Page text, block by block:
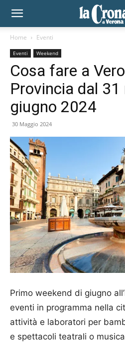
Home Eventi
Eventi Weekend
Cosa fare a
Provincia dal
giugno 2024
30 Maggio 2024
Primo weekend di giugno
eventi in programma nella
attività e laboratori per
e spettacoli teatrali o